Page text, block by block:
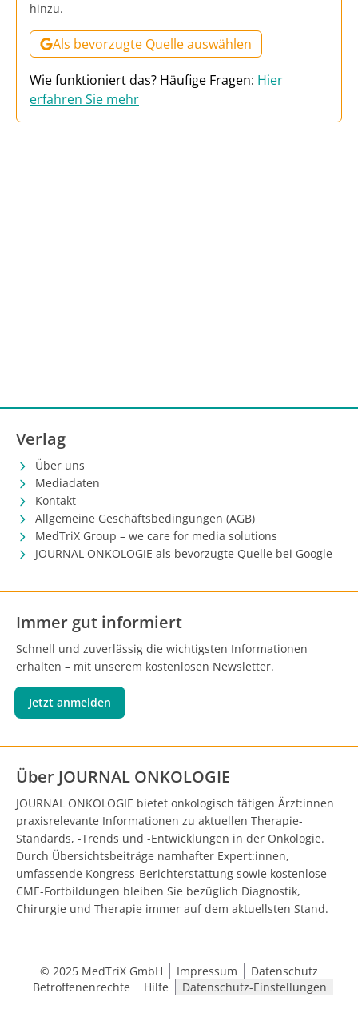
hinzu.
Als bevorzugte Quelle auswählen
Wie funktioniert das? Häufige Fragen: Hier
erfahren Sie mehr
Verlag
Über uns
Mediadaten
Kontakt
Allgemeine Geschäftsbedingungen (AGB)
MedTriX Group – we care for media solutions
JOURNAL ONKOLOGIE als bevorzugte Quelle bei Google
Immer gut informiert
Schnell und zuverlässig die wichtigsten Informationen
erhalten – mit unserem kostenlosen Newsletter.
Jetzt anmelden
Über JOURNAL ONKOLOGIE
JOURNAL ONKOLOGIE bietet onkologisch tätigen Ärzt:innen
praxisrelevante Informationen zu aktuellen Therapie-
Standards, -Trends und -Entwicklungen in der Onkologie.
Durch Übersichtsbeiträge namhafter Expert:innen,
umfassende Kongress-Berichterstattung sowie kostenlose
CME-Fortbildungen bleiben Sie bezüglich Diagnostik,
Chirurgie und Therapie immer auf dem aktuellsten Stand.
© 2025 MedTriX GmbH Impressum
Datenschutz
Betroffenenrechte
Hilfe Datenschutz-Einstellungen